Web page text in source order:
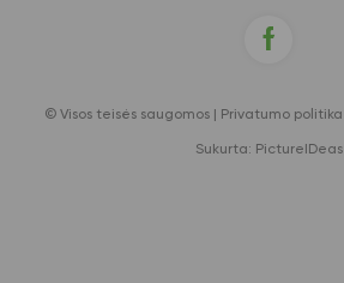
© Visos teisės saugomos | Privatumo politika
Sukurta: PictureIDeas